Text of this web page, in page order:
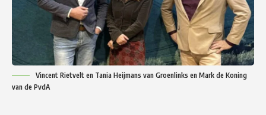
Vincent Rietvelt en Tania Heijmans van Groenlinks en Mark de Koning
van de PvdA